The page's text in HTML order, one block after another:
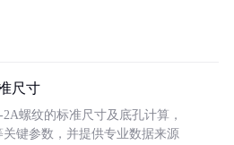
尺寸
螺纹的标准尺寸及底孔计算，
键参数，并提供专业数据来源